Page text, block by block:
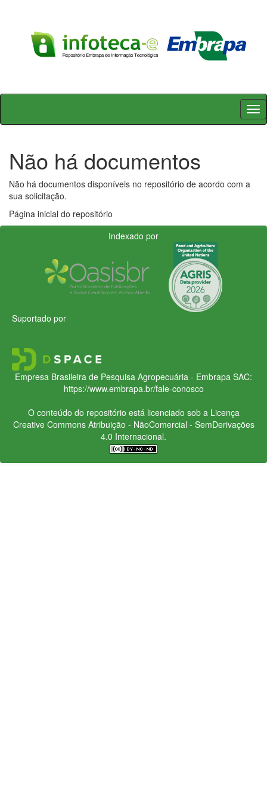
Skip
Não há documentos
Não há documentos disponíveis no repositório de acordo com a
sua solicitação.
Página inicial do repositório
Indexado por
Suportado por
Empresa Brasileira de Pesquisa Agropecuária - Embrapa SAC:
https://www.embrapa.br/fale-conosco
O conteúdo do repositório está licenciado sob a Licença
Creative CommonsAtribuição - NãoComercial - SemDerivações
4.0 Internacional.